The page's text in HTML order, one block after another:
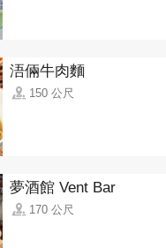
浯倆牛肉麵
150 公尺
夢酒館 Vent Bar
170 公尺